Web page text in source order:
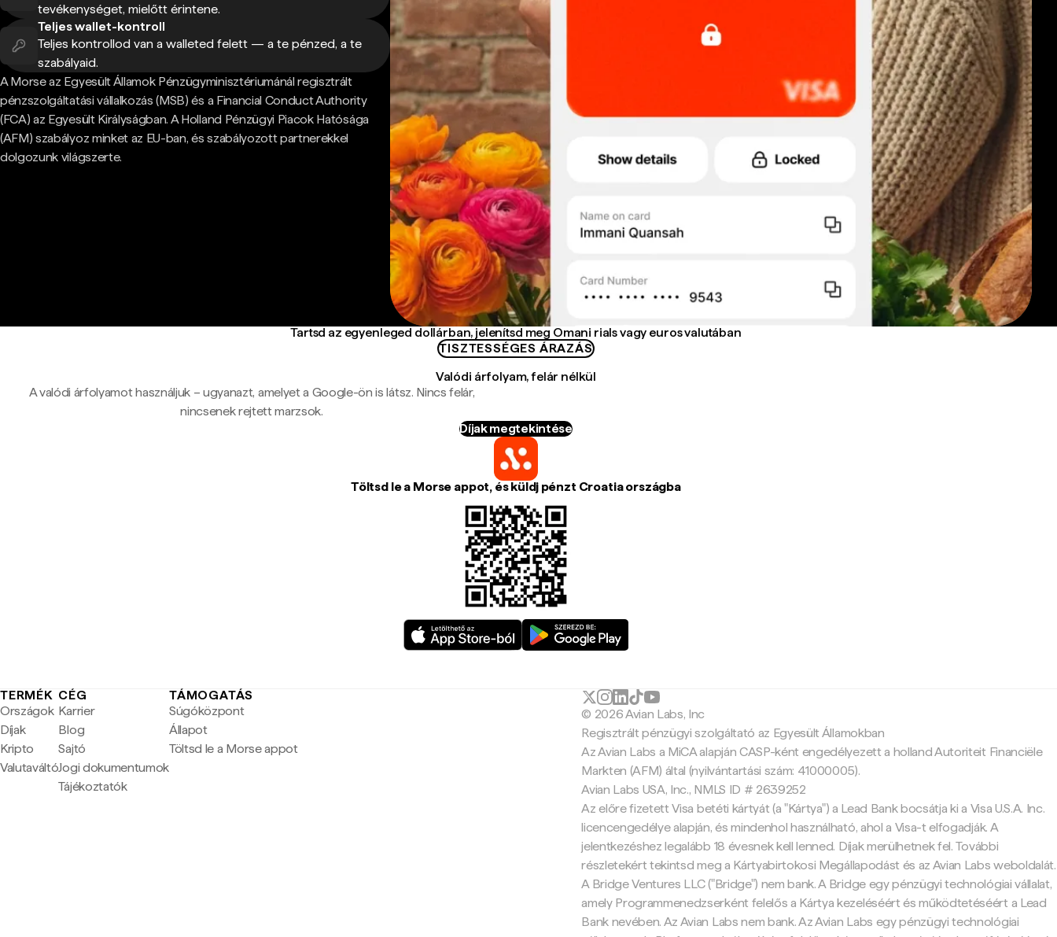
tevékenységet, mielőtt érintene.
Teljes wallet-kontroll
Teljes kontrollod van a walleted felett — a te pénzed, a te
szabályaid.
A Morse az Egyesült Államok Pénzügyminisztériumánál regisztrált
pénzszolgáltatási vállalkozás (MSB) és a Financial Conduct Authority
(FCA) az Egyesült Királyságban. A Holland Pénzügyi Piacok Hatósága
(AFM) szabályoz minket az EU-ban, és szabályozott partnerekkel
dolgozunk világszerte.
Tartsd az egyenleged dollárban, jelenítsd meg Omani rials vagy euros valutában
TISZTESSÉGES ÁRAZÁS
Valódi árfolyam, felár nélkül
A valódi árfolyamot használjuk – ugyanazt, amelyet a Google-ön is látsz. Nincs felár,
nincsenek rejtett marzsok.
Díjak megtekintése
Töltsd le a Morse appot, és küldj pénzt Croatia országba
TERMÉK
Országok
Díjak
Kripto
Valutaváltó
CÉG
Karrier
Blog
Sajtó
Jogi dokumentumok
Tájékoztatók
TÁMOGATÁS
Súgóközpont
Állapot
Töltsd le a Morse appot
© 2026 Avian Labs, Inc
Regisztrált pénzügyi szolgáltató az Egyesült Államokban
Az Avian Labs a MiCA alapján CASP-ként engedélyezett a holland Autoriteit Financiële
Markten (AFM) által (nyilvántartási szám: 41000005).
Avian Labs USA, Inc., NMLS ID # 2639252
Az előre fizetett Visa betéti kártyát (a "Kártya") a Lead Bank bocsátja ki a Visa U.S.A. Inc.
licencengedélye alapján, és mindenhol használható, ahol a Visa-t elfogadják. A
jelentkezéshez legalább 18 évesnek kell lenned. Díjak merülhetnek fel. További
részletekért tekintsd meg a Kártyabirtokosi Megállapodást és az Avian Labs weboldalát.
A Bridge Ventures LLC ("Bridge") nem bank. A Bridge egy pénzügyi technológiai vállalat,
amely Programmenedzserként felelős a Kártya kezeléséért és működtetéséért a Lead
Bank nevében. Az Avian Labs nem bank. Az Avian Labs egy pénzügyi technológiai